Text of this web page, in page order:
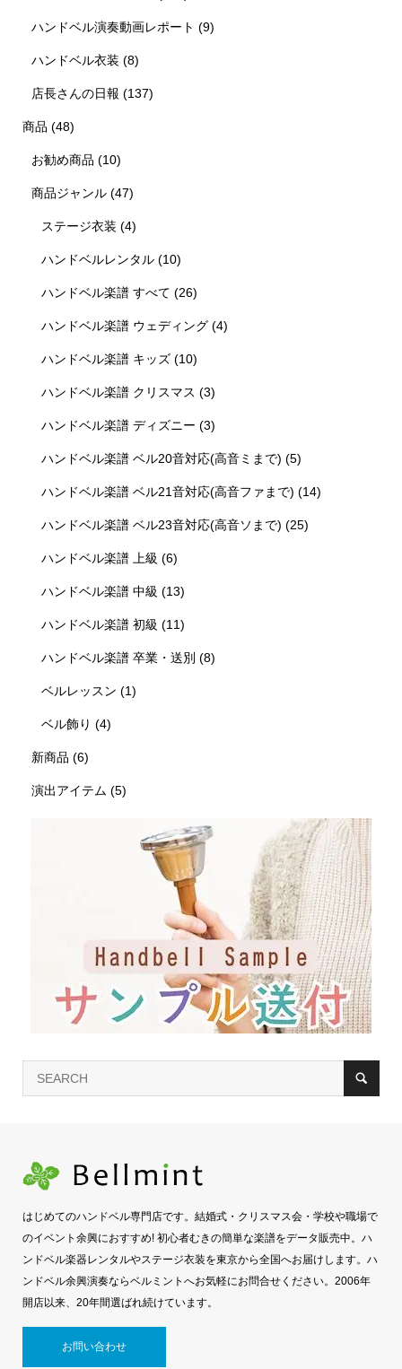
ハンドベル演奏動画レポート (9)
ハンドベル衣装 (8)
店長さんの日報 (137)
商品 (48)
お勧め商品 (10)
商品ジャンル (47)
ステージ衣装 (4)
ハンドベルレンタル(10)
ハンドベル楽譜 すべて (26)
ハンドベル楽譜 ウェディング(4)
ハンドベル楽譜 キッズ(10)
ハンドベル楽譜 クリスマス (3)
ハンドベル楽譜 ディズニー (3)
ハンドベル楽譜 ベル20音対応(高音ミまで) (5)
ハンドベル楽譜 ベル21音対応(高音ファまで) (14)
ハンドベル楽譜 ベル23音対応(高音ソまで) (25)
ハンドベル楽譜 上級 (6)
ハンドベル楽譜 中級 (13)
ハンドベル楽譜 初級 (11)
ハンドベル楽譜 卒業・送別 (8)
ベルレッスン (1)
ベル飾り (4)
新商品 (6)
演出アイテム (5)
はじめてのハンドベル専門店です。結婚式・クリスマス会・学校や職場で
のイベント余興におすすめ! 初心者むきの簡単な楽譜をデータ販売中。ハ
ンドベル楽器レンタルやステージ衣装を東京から全国へお届けします。ハ
ンドベル余興演奏ならベルミントへお気軽にお問合せください。2006年
開店以来、20年間選ばれ続けています。
お問い合わせ